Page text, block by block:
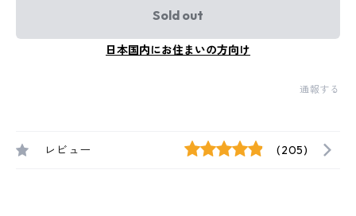
Sold out
日本国内にお住まいの方向け
通報する
レビュー (205)